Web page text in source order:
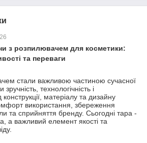
з розпилювачем для косметики:
та переваги
стали важливою частиною сучасної
технологічність і
конструкції, матеріалу та дизайну
використання, збереження
та сприйняття бренду. Сьогодні тара -
а важливий елемент якості та